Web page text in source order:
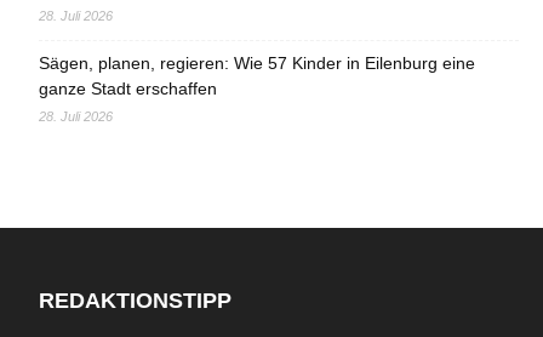
28. Juli 2026
Sägen, planen, regieren: Wie 57 Kinder in Eilenburg eine
ganze Stadt erschaffen
28. Juli 2026
REDAKTIONSTIPP